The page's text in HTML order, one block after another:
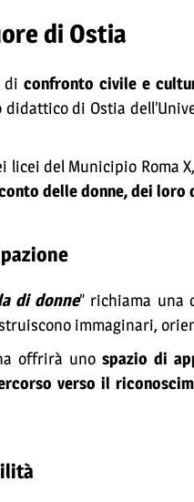
di Ostia
di confronto civile e
didattico di Ostia
licei del Municipio Roma
delle donne, dei
di donne” richiama una
immaginari,
offrirà unospazio di
verso il